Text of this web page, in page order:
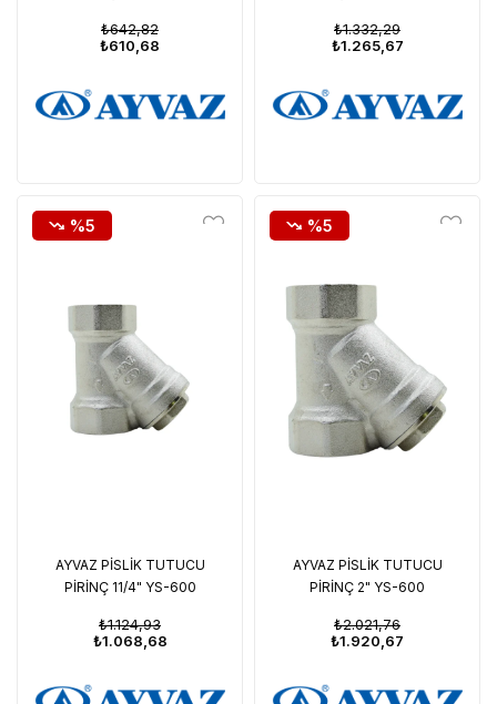
₺610,68
₺642,82
₺1.265,67
₺1.332,29
AYVAZ PİSLİK TUTUCU
PİRİNÇ 11/4" YS-600
₺1.068,68
₺1.124,93
%5
AYVAZ PİSLİK TUTUCU
PİRİNÇ 2" YS-600
₺1.920,67
₺2.021,76
%5